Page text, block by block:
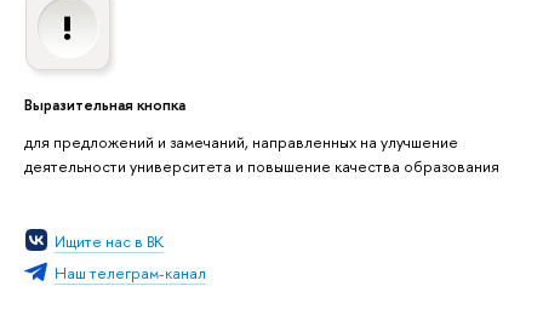
Выразительная кнопка
для предложений и замечаний, направленных на улучшение
деятельности университета и повышение качества образования
Ищите нас в ВК
Наш телеграм-канал